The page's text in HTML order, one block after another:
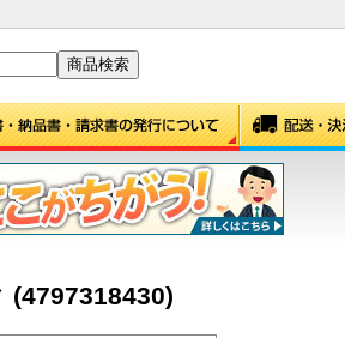
(4797318430)